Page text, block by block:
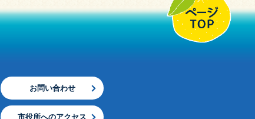
お問い合わせ
市役所へのアクセス